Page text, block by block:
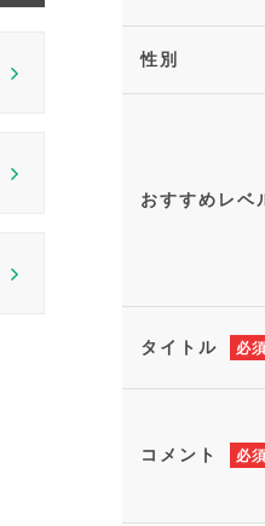
性別
おすすめレベ
タイトル 必須
コメント 必須